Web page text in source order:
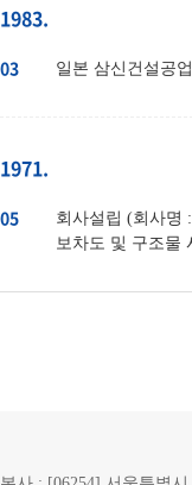
1983.
03 일본 삼신건설공
1971.
05
회사설립 (회사명
보차도 및 구조물